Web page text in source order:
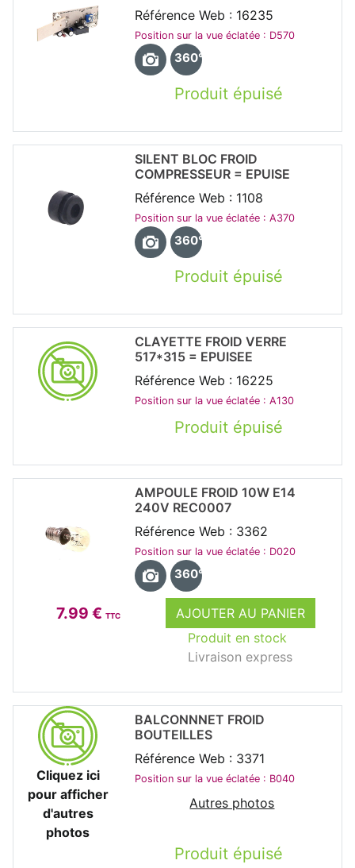
Produit épuisé
Référence Web : 16235
Position sur la vue éclatée : D570
360°
Produit épuisé
SILENT BLOC FROID
COMPRESSEUR = EPUISE
Référence Web : 1108
Position sur la vue éclatée : A370
360°
Produit épuisé
CLAYETTE FROID VERRE
517*315 = EPUISEE
Référence Web : 16225
Position sur la vue éclatée : A130
7.99 € TTC
AJOUTER AU PANIER
Produit en stock
Livraison express
AMPOULE FROID 10W E14
240V REC0007
Référence Web : 3362
Position sur la vue éclatée : D020
360°
Cliquez ici
pour afficher
d'autres
photos
Produit épuisé
BALCONNNET FROID
BOUTEILLES
Référence Web : 3371
Position sur la vue éclatée : B040
Autres photos